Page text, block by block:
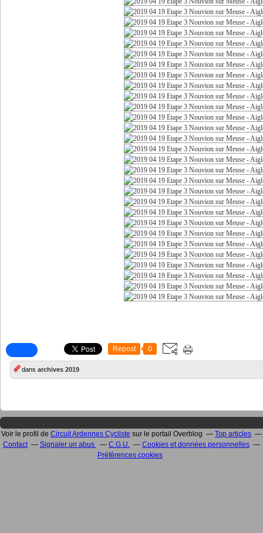
Repost 0
dans archives 2019
Voir le profil de Circuit Ardennes Cycliste sur le portail Overblog
Top articles
Contact
Signaler un abus C.G.U.
Cookies et données personnelles
Préférences cookies